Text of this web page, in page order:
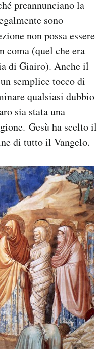
preannunciano la
sono
non possa essere
coma (quel che era
di Giairo). Anche il
semplice tocco di
qualsiasi dubbio
sia stata una
Gesù ha scelto il
di tutto il Vangelo.